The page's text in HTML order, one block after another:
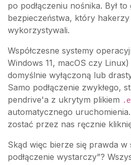
po podłączeniu nośnika. Był to
bezpieczeństwa, który
wykorzystywali.
Współczesne systemy
Windows 11, macOS czy
domyślnie wyłączoną lub
Samo podłączenie zwykłego,
pendrive'a z ukrytym plikiem
automatycznego
zostać przez nas ręcznie
Skąd więc bierze się prawda w
podłączenie wystarczy”?